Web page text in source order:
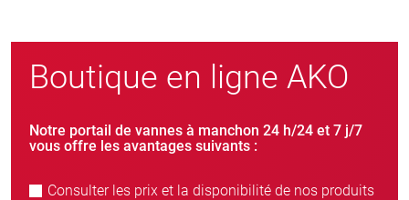
Boutique en ligne AKO
Notre portail de vannes à manchon 24 h/24 et 7 j/7
vous offre les avantages suivants :
Consulter les prix et la disponibilité de nos produits